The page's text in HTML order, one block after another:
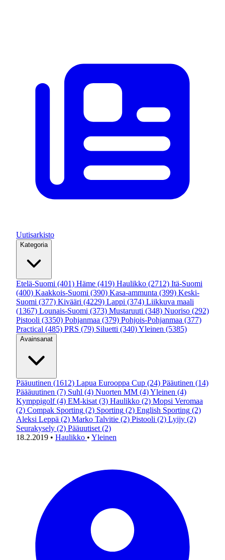
Uutisarkisto
Kategoria
Etelä-Suomi (401) Häme (419) Haulikko (2712) Itä-Suomi
(400) Kaakkois-Suomi (390) Kasa-ammunta (399) Keski-
Suomi (377) Kivääri (4229) Lappi (374) Liikkuva maali
(1367) Lounais-Suomi (373) Mustaruuti (348) Nuoriso (292)
Pistooli (3350) Pohjanmaa (379) Pohjois-Pohjanmaa (377)
Practical (485) PRS (79) Siluetti (340)Yleinen (5385)
Avainsanat
Pääuutinen (1612) Lapua Eurooppa Cup (24) Pääutinen (14)
Päääuutinen (7) Suhl (4) Nuorten MM (4)Yleinen (4)
Kymppigolf (4) EM-kisat (3) Haulikko (2) Mopsi Veromaa
(2) Compak Sporting (2) Sporting (2) English Sporting (2)
Aleksi Leppä (2) Marko Talvitie (2) Pistooli (2) Lyijy (2)
Seurakysely (2) Pääuutiset (2)
18.2.2019 • Haulikko • Yleinen